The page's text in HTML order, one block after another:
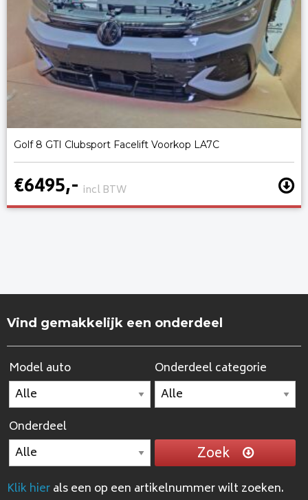
Golf 8 GTI Clubsport Facelift Voorkop LA7C
€6495,- incl BTW
Vind gemakkelijk een onderdeel
Model auto Onderdeel categorie
Onderdeel
Zoek
Klik hierals een op een artikelnummer wilt zoeken.